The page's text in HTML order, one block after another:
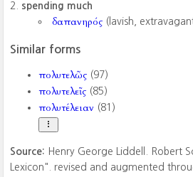
spending much
δαπανηρός (lavish,
Similar forms
πολυτελῶς (97)
πολυτελεῖς (85)
πολυτέλειαν (81)
Source: Henry George Liddell. Robert
Lexicon". revised and augmented